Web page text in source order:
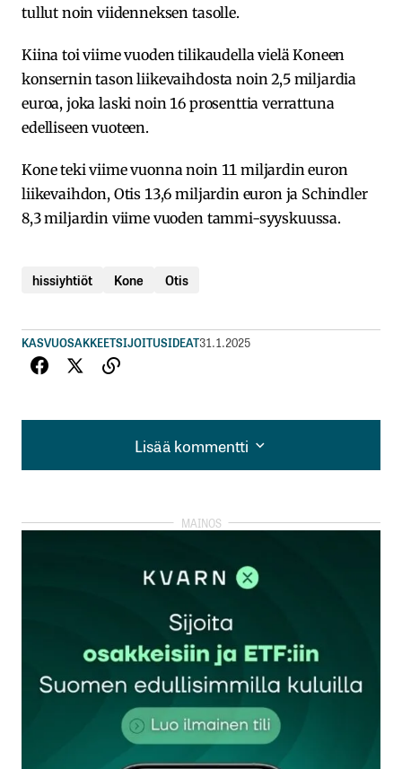
tullut noin viidenneksen tasolle.
Kiina toi viime vuoden tilikaudella vielä Koneen
konsernin tason liikevaihdosta noin 2,5 miljardia
euroa, joka laski noin 16 prosenttia verrattuna
edelliseen vuoteen.
Kone teki viime vuonna noin 11 miljardin euron
liikevaihdon, Otis 13,6 miljardin euron ja Schindler
8,3 miljardin viime vuoden tammi-syyskuussa.
hissiyhtiöt Kone Otis
KASVUOSAKKEETSIJOITUSIDEAT31.1.2025
Lisää kommentti
Lisää kommentti
kirjautua
rekisteröityä
Sähköpostiosoitettasi ei julkaista.Pakolliset
kentät on merkitty*